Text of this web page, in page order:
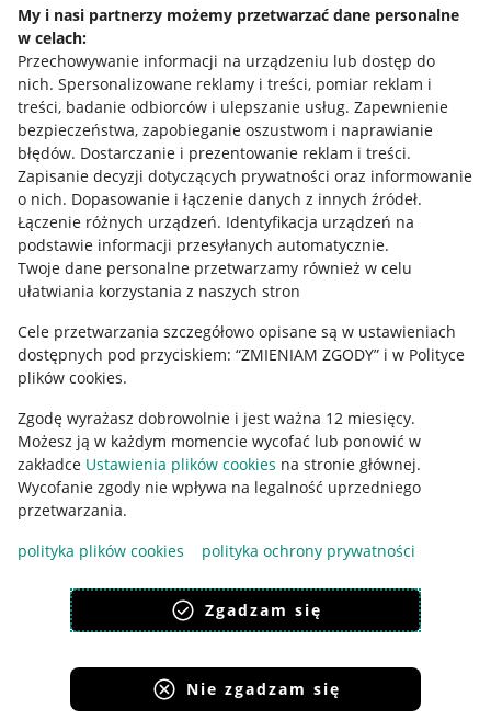
My i nasi partnerzy możemy przetwarzać dane personalne
w celach:
Przechowywanie informacji na urządzeniu lub dostęp do
nich. Spersonalizowane reklamy i treści, pomiar reklam i
treści, badanie odbiorców i ulepszanie usług. Zapewnienie
bezpieczeństwa, zapobieganie oszustwom i naprawianie
błędów. Dostarczanie i prezentowanie reklam i treści.
Zapisanie decyzji dotyczących prywatności oraz informowanie
o nich. Dopasowanie i łączenie danych z innych źródeł.
Łączenie różnych urządzeń. Identyfikacja urządzeń na
podstawie informacji przesyłanych automatycznie.
Twoje dane personalne przetwarzamy również w celu
ułatwiania korzystania z naszych stron
Cele przetwarzania szczegółowo opisane są w ustawieniach
dostępnych pod przyciskiem: “ZMIENIAM ZGODY” i w Polityce
plików cookies.
Zgodę wyrażasz dobrowolnie i jest ważna 12 miesięcy.
Możesz ją w każdym momencie wycofać lub ponowić w
zakładce Ustawienia plików cookies na stronie głównej.
Wycofanie zgody nie wpływa na legalność uprzedniego
przetwarzania.
polityka plików cookies
polityka ochrony prywatności
Zgadzam się
Nie zgadzam się
Allegro Gadane dla sprzedających
Allegro Gadane dla kupujących
Mapa miejscowości
Informacje prawne
Regulamin
Polityka plików "cookies"
Ustawienia plików "cookies"
Udostępnianie lokalizacji
Informacje dla Aktu o Usługach Cyfrowych
Pobierz aplikację
Korzystanie z serwisu oznacza akceptacjęregulaminu